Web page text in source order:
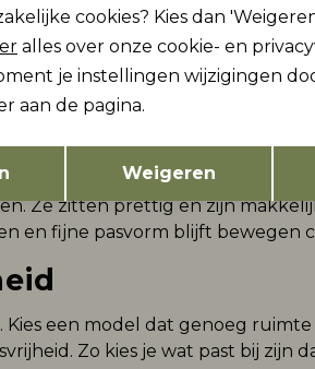
Ze zitten prettig en zijn
en fijne pasvorm blijft bewegen
een model dat genoeg
Zo kies je wat past bij zijn
cookies? Kies dan
alles over onze cookie- en
je instellingen wijzigingen
aan de pagina.
Weigeren